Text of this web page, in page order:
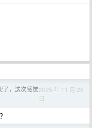
了，这次感觉2025 年 11 月 26
日